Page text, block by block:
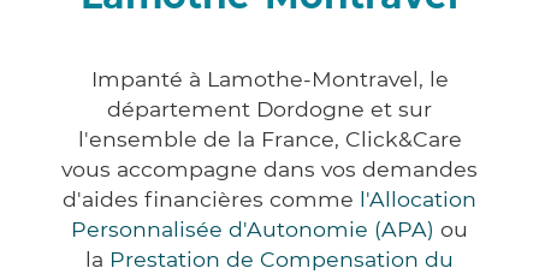
Impanté à Lamothe-Montravel, le
département Dordogne et sur
l'ensemble de la France, Click&Care
vous accompagne dans vos demandes
d'aides financières comme l'Allocation
Personnalisée d'Autonomie (APA) ou
la Prestation de Compensation du